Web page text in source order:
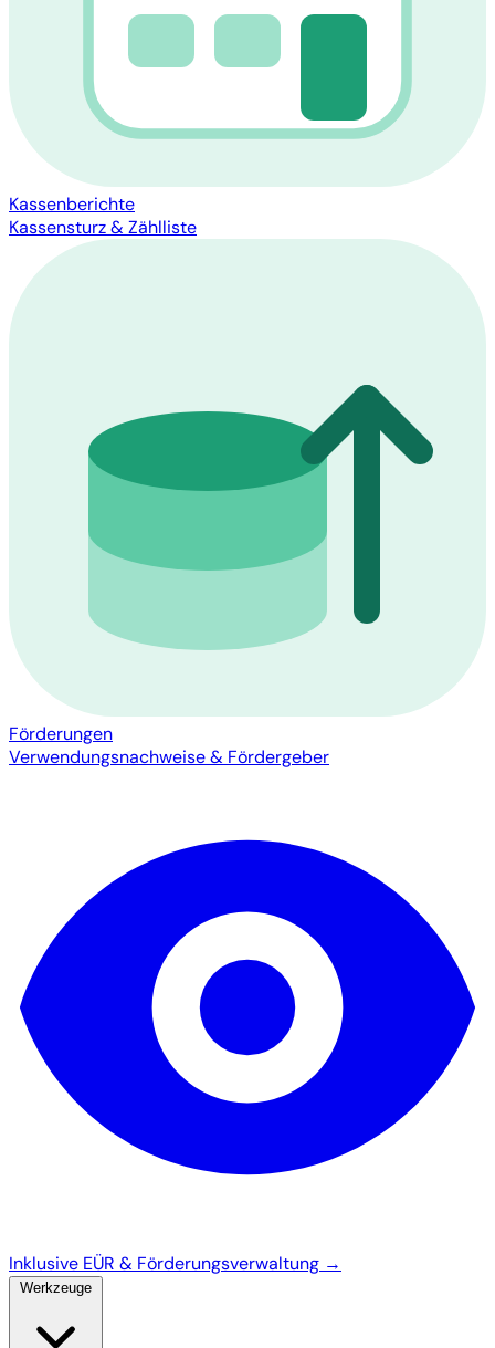
Kassenberichte
Kassensturz & Zählliste
Förderungen
Verwendungsnachweise & Fördergeber
Inklusive EÜR & Förderungsverwaltung →
Werkzeuge